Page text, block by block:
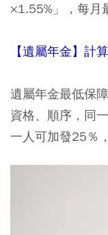
×1.55%」，每月
【遺屬年金】計
遺屬年金最低保
資格、順序，同
一人可加發25％